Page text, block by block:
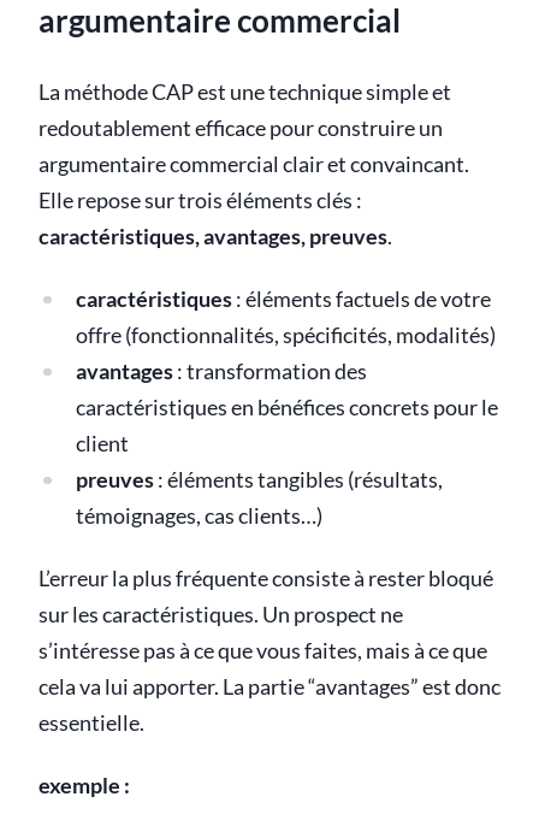
argumentaire commercial
La méthode CAP est une technique simple et
redoutablement efficace pour construire un
argumentaire commercial clair et convaincant.
Elle repose sur trois éléments clés :
caractéristiques, avantages, preuves.
caractéristiques: éléments factuels de votre
offre (fonctionnalités, spécificités, modalités)
avantages: transformation des
caractéristiques en bénéfices concrets pour le
client
preuves: éléments tangibles (résultats,
témoignages, cas clients…)
L’erreur la plus fréquente consiste à rester bloqué
sur les caractéristiques. Un prospect ne
s’intéresse pas à ce que vous faites, mais à ce que
cela va lui apporter. La partie “avantages” est donc
essentielle.
exemple :